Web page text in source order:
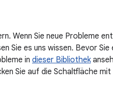
Wenn Sie neue Probleme
Sie es uns wissen. Bevor
in dieser Bibliothek
Sie auf die Schaltfläche